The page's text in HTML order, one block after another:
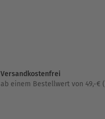
Versandkostenfrei
ab einem Bestellwert von 49,-€